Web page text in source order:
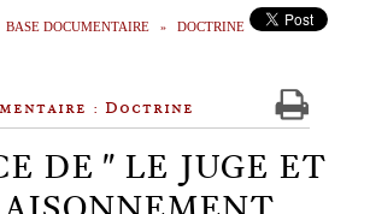
BASE DOCUMENTAIRE DOCTRINE
: Doctrine
DE " LE JUGE ET